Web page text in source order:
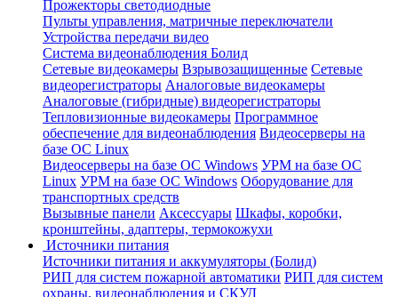
Прожекторы светодиодные
Пульты управления, матричные переключатели
Устройства передачи видео
Система видеонаблюдения Болид
Сетевые видеокамеры Взрывозащищенные Сетевые
видеорегистраторы Аналоговые видеокамеры
Аналоговые (гибридные) видеорегистраторы
Тепловизионные видеокамеры Программное
обеспечение для видеонаблюдения Видеосерверы на
базе ОС Linux
Видеосерверы на базе ОС Windows УРМ на базе ОС
Linux УРМ на базе ОС Windows Оборудование для
транспортных средств
Вызывные панели Аксессуары Шкафы, коробки,
кронштейны, адаптеры, термокожухи
Источники питания
Источники питания и аккумуляторы (Болид)
РИП для систем пожарной автоматики РИП для систем
охраны, видеонаблюдения и СКУД